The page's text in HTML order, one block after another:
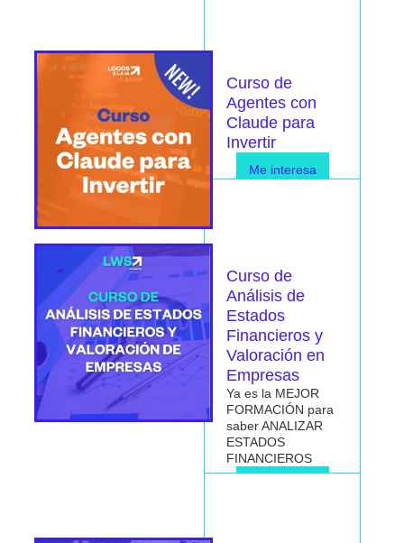
Curso de
Agentes con
Claude para
Invertir
Me interesa
Curso de
Análisis de
Estados
Financieros y
Valoración en
Empresas
Ya es la MEJOR
FORMACIÓN para
saber ANALIZAR
ESTADOS
FINANCIEROS